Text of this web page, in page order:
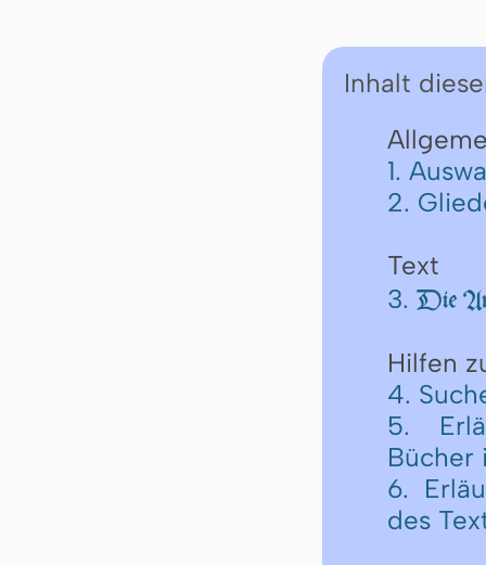
Inhalt
1.
2.
Text
3. Die
Hilfen
4.
5.
Bücher
6.
des